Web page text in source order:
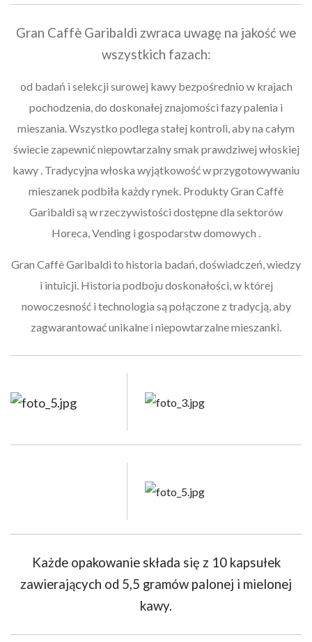
Gran Caffè Garibaldi zwraca uwagę na jakość we
wszystkich fazach:
od badań i selekcji surowej kawy bezpośrednio w krajach
pochodzenia, do doskonałej znajomości fazy palenia i
mieszania. Wszystko podlega stałej kontroli, aby na całym
świecie zapewnić niepowtarzalny smak prawdziwej włoskiej
kawy . Tradycyjna włoska wyjątkowość w przygotowywaniu
mieszanek podbiła każdy rynek. Produkty Gran Caffè
Garibaldi są w rzeczywistości dostępne dla sektorów
Horeca, Vending i gospodarstw domowych .
Gran Caffè Garibaldi to historia badań, doświadczeń, wiedzy
i intuicji. Historia podboju doskonałości, w której
nowoczesność i technologia są połączone z tradycją, aby
zagwarantować unikalne i niepowtarzalne mieszanki.
Każde opakowanie składa się z 10 kapsułek
zawierających od 5,5 gramów palonej i mielonej
kawy.